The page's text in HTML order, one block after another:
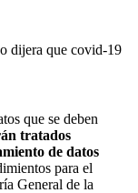
dijera que covid-19
que se deben
tratados
de datos
para el
General de la